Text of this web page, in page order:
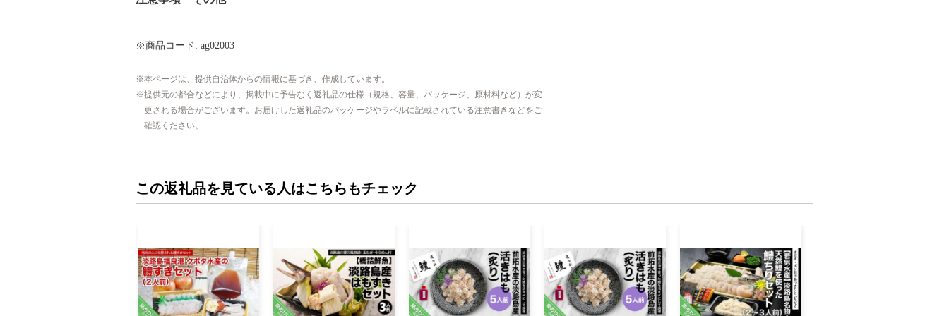
※商品コード: ag02003
本ページは、提供自治体からの情報に基づき、作成しています。
提供元の都合などにより、掲載中に予告なく返礼品の仕様（規格、容量、パッケージ、原材料など）が変
更される場合がございます。お届けした返礼品のパッケージやラベルに記載されている注意書きなどをご
確認ください。
この返礼品を見ている人はこちらもチェック